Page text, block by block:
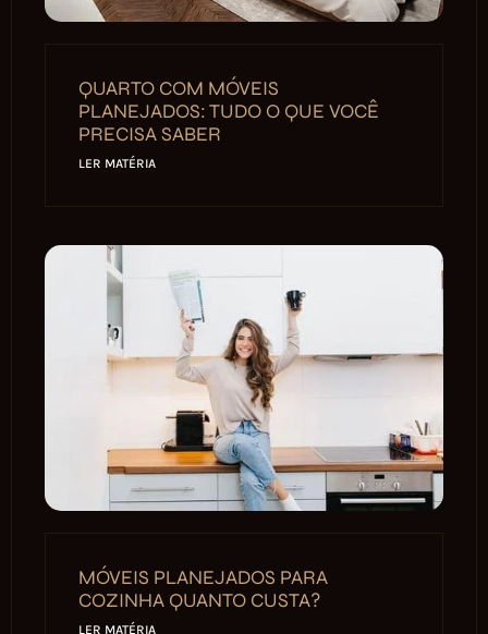
QUARTO COM MÓVEIS
PLANEJADOS: TUDO O QUE VOCÊ
PRECISA SABER
LER MATÉRIA
MÓVEIS PLANEJADOS PARA
COZINHA QUANTO CUSTA?
LER MATÉRIA